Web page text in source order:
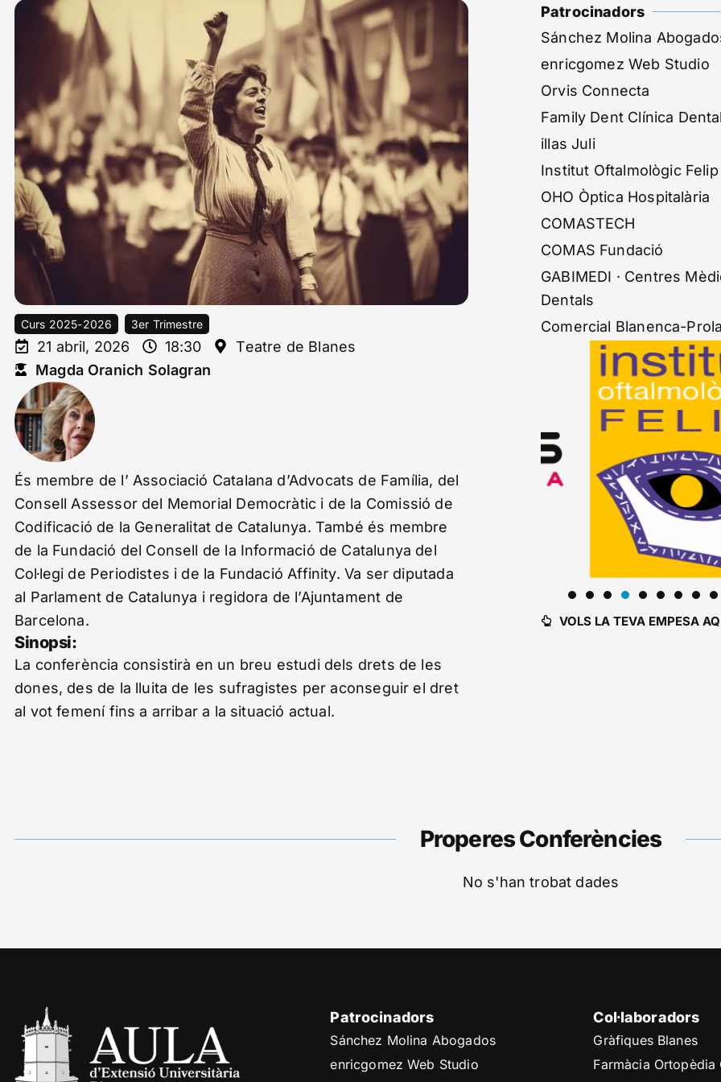
Curs 2025-2026 3er Trimestre
21 abril, 2026 18:30
Teatre de Blanes
Magda Oranich Solagran
És membre de l’ Associació Catalana d’Advocats de Família, del
Consell Assessor del Memorial Democràtic i de la Comissió de
Codificació de la Generalitat de Catalunya. També és membre
de la Fundació del Consell de la Informació de Catalunya del
Col·legi de Periodistes i de la Fundació Affinity. Va ser diputada
al Parlament de Catalunya i regidora de l’Ajuntament de
Barcelona.
Sinopsi:
La conferència consistirà en un breu estudi dels drets de les
dones, des de la lluita de les sufragistes per aconseguir el dret
al vot femení fins a arribar a la situació actual.
Patrocinadors
Sánchez Molina
enricgomez Web Studio
Orvis Connecta
Family Dent Clínica
illas Juli
Institut Oftalmològic Felip
OHO Òptica Hospitalària
COMASTECH
COMAS Fundació
GABIMEDI · Centres
Dentals
Comercial Blanenca-
VOLS LA TEVA EMPESA
Properes Conferències
No s'han trobat dades
Patrocinadors
Sánchez Molina Abogados
enricgomez Web Studio
Col·laboradors
Gràfiques Blanes
Farmàcia Ortopèdia